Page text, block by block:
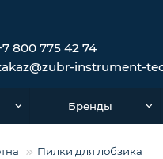
800 775 42 74
instrument-
Бренды
Пилки для лобзика